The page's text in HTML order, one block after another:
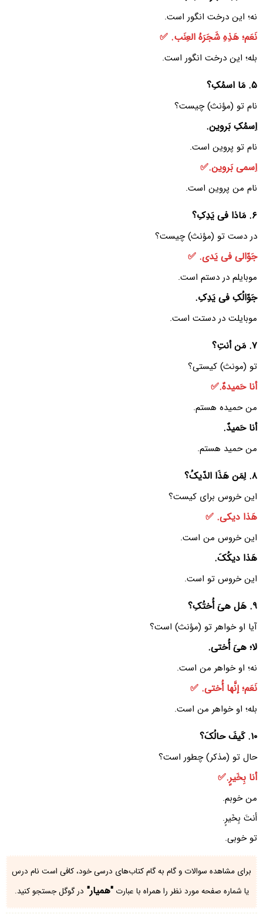
نه؛ این درخت انگور است.
نَعَم؛ هَذِهِ شَجَرَهُ العِنَب. ✅
بله؛ این درخت انگور است.
۵. مَا اسمُکِ؟
نام تو (مؤنث) چیست؟
اِسمُکِ بَروین.
نام تو پروین است.
اِسمی بَروین.✅
نام من پروین است.
۶. مَاذا فی یَدِکِ؟
در دست تو (مؤنث) چیست؟
جَوّالی فی یَدی. ✅
موبایلم در دستم است.
جَوّالُکِ فی یَدِکِ.
موبایلت در دستت است.
٧. مَن أنتِ؟
تو (مونث) کیستی؟
أنا حَمیدهٌ.✅
من حمیده هستم.
أنا حَمیدٌ.
من حمید هستم.
٨. لِمَن هَذَا الدّیکُ؟
این خروس برای کیست؟
هَذا دیکی. ✅
این خروس من است.
هَذا دیکُکَ.
این خروس تو است.
٩. هَل هیَ أُختُکِ؟
آیا او خواهر تو (مؤنث) است؟
لا؛ هیَ أُختی.
نه؛ او خواهر من است.
نَعَم؛ إنَّها أُختی. ✅
بله؛ او خواهر من است.
١٠. کَیفَ حالُکَ؟
حال تو (مذکر) چطور است؟
أنا بِخَیرٍ.✅
من خوبم.
أنتَ بِخَیرٍ.
تو خوبی.
برای مشاهده سوالات و گام به گام کتاب‌های درسی خود، کافی است نام درس
یا شماره صفحه مورد نظر را همراه با عبارت"همیار" در گوگل جستجو کنید.